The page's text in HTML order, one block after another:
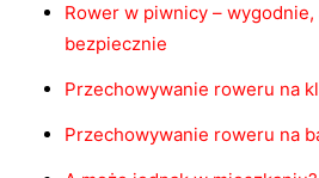
Rower w piwnicy –
bezpiecznie
Przechowywanie roweru na
Przechowywanie roweru na